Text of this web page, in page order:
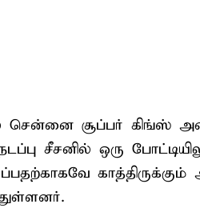
சென்னை சூப்பர் கிங்ஸ்
சீசனில் ஒரு
காத்திருக்கும்